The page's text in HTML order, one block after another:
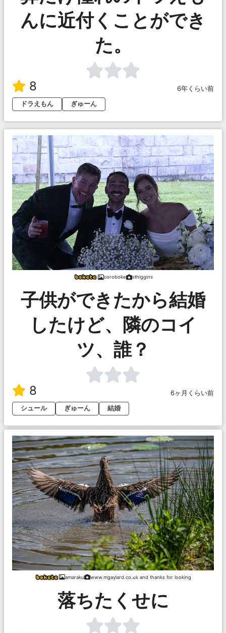
んに近付くことができ
た。
8
6年くらい前
ドラえもん
ぎゅーん
coroboke sthiggins
子供ができたから結婚
したけど、隣のコイ
ツ、誰？
8
6ヶ月くらい前
シュール
ぎゅーん 結婚
amaraku www.mgaylard.co.uk and thanks for looking
落ちたくせに